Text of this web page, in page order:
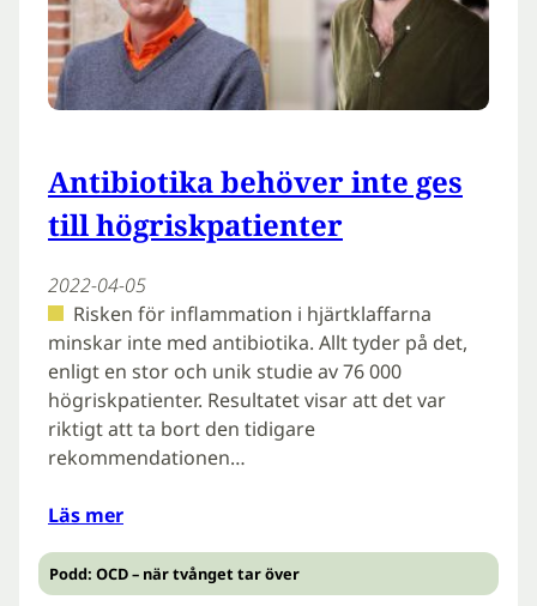
Antibiotika behöver inte ges
till högriskpatienter
2022-04-05
Risken för inflammation i hjärtklaffarna
minskar inte med antibiotika. Allt tyder på det,
enligt en stor och unik studie av 76 000
högriskpatienter. Resultatet visar att det var
riktigt att ta bort den tidigare
rekommendationen…
Läs mer
Podd: OCD – när tvånget tar över